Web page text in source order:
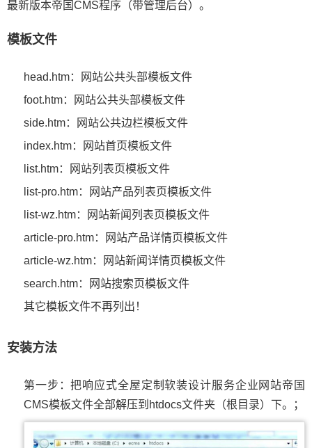
最新版本帝国CMS程序（带管理后台）。
模板文件
head.htm：网站公共头部模板文件
foot.htm：网站公共头部模板文件
side.htm：网站公共边栏模板文件
index.htm：网站首页模板文件
list.htm：网站列表页模板文件
list-pro.htm：网站产品列表页模板文件
list-wz.htm：网站新闻列表页模板文件
article-pro.htm：网站产品详情页模板文件
article-wz.htm：网站新闻详情页模板文件
search.htm：网站搜索页模板文件
其它模板文件不再列出！
安装方法
第一步：把响应式全屋定制软装设计服务企业网站帝国
CMS模板文件全部解压到htdocs文件夹（根目录）下。；